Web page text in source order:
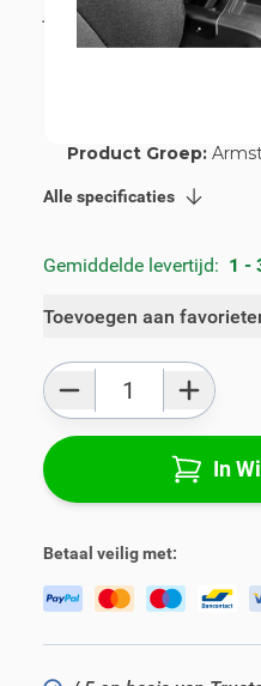
€ 115,00 incl. BTW
Product Groep:
Alle specificaties
Gemiddelde levertijd: 1 -
Toevoegen aan
Aantal
In
Betaal veilig met: